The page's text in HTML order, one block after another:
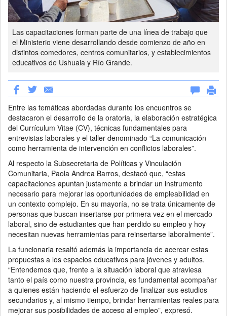
Las capacitaciones forman parte de una línea de trabajo que
el Ministerio viene desarrollando desde comienzo de año en
distintos comedores, centros comunitarios, y establecimientos
educativos de Ushuaia y Río Grande.
Entre las temáticas abordadas durante los encuentros se
destacaron el desarrollo de la oratoria, la elaboración estratégica
del Currículum Vitae (CV), técnicas fundamentales para
entrevistas laborales y el taller denominado “La comunicación
como herramienta de intervención en conflictos laborales”.
Al respecto la Subsecretaria de Políticas y Vinculación
Comunitaria, Paola Andrea Barros, destacó que, “estas
capacitaciones apuntan justamente a brindar un instrumento
necesario para mejorar las oportunidades de empleabilidad en
un contexto complejo. En su mayoría, no se trata únicamente de
personas que buscan insertarse por primera vez en el mercado
laboral, sino de estudiantes que han perdido su empleo y hoy
necesitan nuevas herramientas para reinsertarse laboralmente”.
La funcionaria resaltó además la importancia de acercar estas
propuestas a los espacios educativos para jóvenes y adultos.
“Entendemos que, frente a la situación laboral que atraviesa
tanto el país como nuestra provincia, es fundamental acompañar
a quienes están haciendo el esfuerzo de finalizar sus estudios
secundarios y, al mismo tiempo, brindar herramientas reales para
mejorar sus posibilidades de acceso al empleo”, expresó.